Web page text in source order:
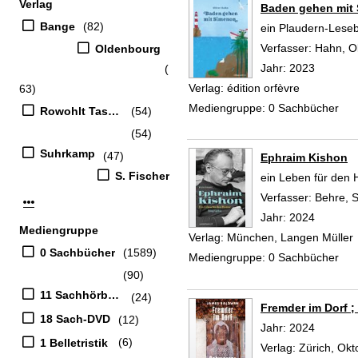
Verlag
Bange
(82)
Oldenbourg
(
63)
Rowohlt Taschenbuch-Verl.
(54)
Suhrkamp
(54)
S. Fischer
(47)
Mediengruppe
0 Sachbücher
(1589)
11 Sachhörbücher
(90)
18 Sach-DVD
(24)
1 Belletristik
(12)
(6)
Baden gehen mit
ein Plaudern-
Verfasser: Hahn,
Jahr: 2023
Verlag: édition orfèvre
Mediengruppe: 0 Sachbücher
Ephraim Kishon
ein Leben für den
Verfasser: Behre,
Jahr: 2024
Verlag: München, Langen Müller
Mediengruppe: 0 Sachbücher
Fremder im Dorf
Suche nach
Jahr: 2024
Verlag: Zürich,